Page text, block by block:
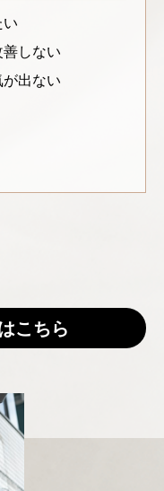
い
しない
出ない
こちら